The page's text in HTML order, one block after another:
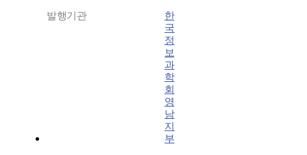
발행기관
한
국
정
보
과
학
회
영
남
지
부